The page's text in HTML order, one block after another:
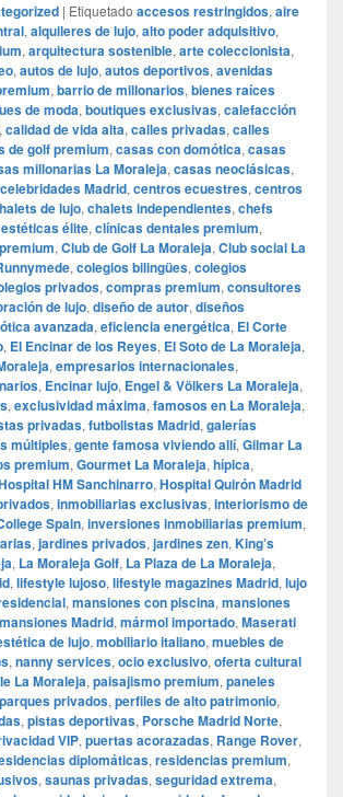
| Etiquetado accesos restringidos, aire
, alquileres de lujo, alto poder adquisitivo,
, arquitectura sostenible, arte coleccionista,
, autos de lujo, autos deportivos, avenidas
, barrio de millonarios, bienes raíces
de moda, boutiques exclusivas, calefacción
, calidad de vida alta, calles privadas, calles
de golf premium, casas con domótica, casas
millonarias La Moraleja, casas neoclásicas,
celebridades Madrid, centros ecuestres, centros
de lujo, chalets independientes, chefs
élite, clínicas dentales premium,
, Club de Golf La Moraleja, Club social La
, colegios bilingües, colegios
privados, compras premium, consultores
de lujo, diseño de autor, diseños
avanzada, eficiencia energética, El Corte
, El Encinar de los Reyes, El Soto de La Moraleja,
, empresarios internacionales,
, Encinar lujo, Engel & Völkers La Moraleja,
, exclusividad máxima, famosos en La Moraleja,
privadas, futbolistas Madrid, galerías
múltiples, gente famosa viviendo allí, Gilmar La
premium, Gourmet La Moraleja, hípica,
HM Sanchinarro, Hospital Quirón Madrid
, inmobiliarias exclusivas, interiorismo de
Spain, inversiones inmobiliarias premium,
, jardines privados, jardines zen, King’s
, La Moraleja Golf, La Plaza de La Moraleja,
, lifestyle lujoso, lifestyle magazines Madrid, lujo
, mansiones con piscina, mansiones
mansiones Madrid, mármol importado, Maserati
de lujo, mobiliario italiano, muebles de
, nanny services, ocio exclusivo, oferta cultural
La Moraleja, paisajismo premium, paneles
parques privados, perfiles de alto patrimonio,
, pistas deportivas, Porsche Madrid Norte,
VIP, puertas acorazadas, Range Rover,
diplomáticas, residencias premium,
, saunas privadas, seguridad extrema,